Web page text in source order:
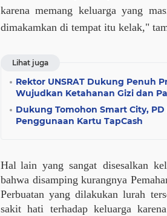
karena memang keluarga yang
dimakamkan di tempat itu kelak,"
Lihat juga
Rektor UNSRAT Dukung Penuh
Wujudkan Ketahanan Gizi dan
Dukung Tomohon Smart City,
Penggunaan Kartu TapCash
Hal lain yang sangat disesalkan
bahwa disamping kurangnya
Perbuatan yang dilakukan lurah
sakit hati terhadap keluarga